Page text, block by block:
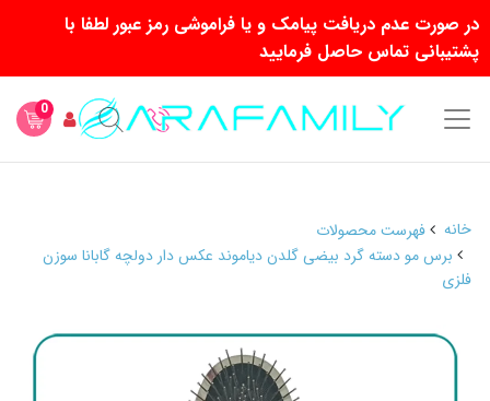
در صورت عدم دریافت پیامک و یا فراموشی رمز عبور لطفا با
پشتیبانی تماس حاصل فرمایید
0
خانه
فهرست محصولات
برس مو دسته گرد بیضی گلدن دیاموند عکس دار دولچه گابانا سوزن
فلزی